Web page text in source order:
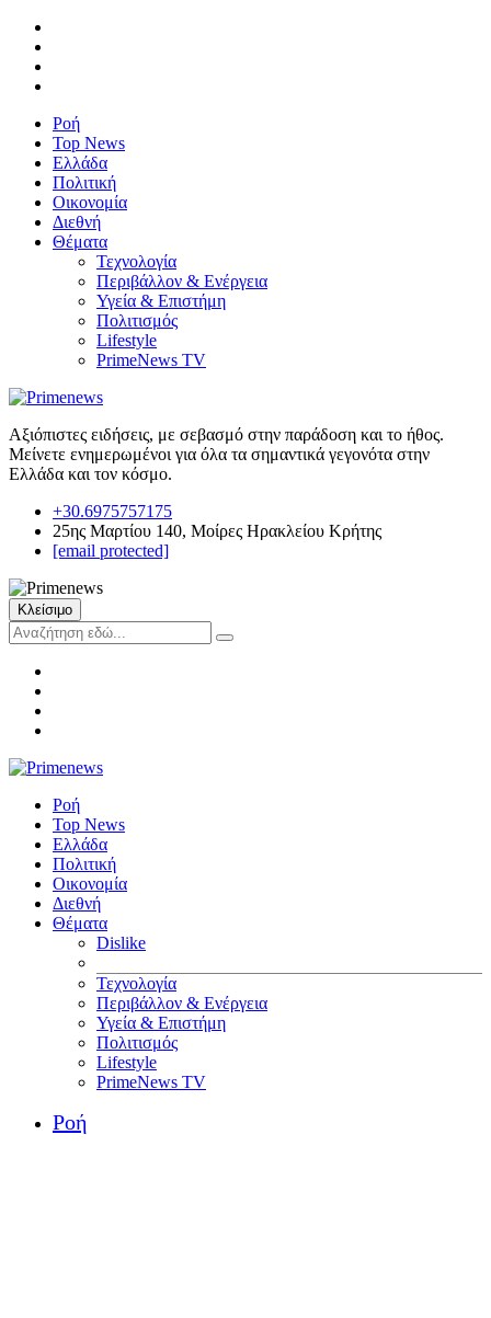
Ροή
Top News
Ελλάδα
Πολιτική
Οικονομία
Διεθνή
Θέματα
Τεχνολογία
Περιβάλλον & Ενέργεια
Υγεία & Επιστήμη
Πολιτισμός
Lifestyle
PrimeNews TV
Αξιόπιστες ειδήσεις, με σεβασμό στην παράδοση και το ήθος.
Μείνετε ενημερωμένοι για όλα τα σημαντικά γεγονότα στην
Ελλάδα και τον κόσμο.
+30.6975757175
25ης Μαρτίου 140, Μοίρες Ηρακλείου Κρήτης
[email protected]
Κλείσιμο
Ροή
Top News
Ελλάδα
Πολιτική
Οικονομία
Διεθνή
Θέματα
Dislike
Τεχνολογία
Περιβάλλον & Ενέργεια
Υγεία & Επιστήμη
Πολιτισμός
Lifestyle
PrimeNews TV
Ροή